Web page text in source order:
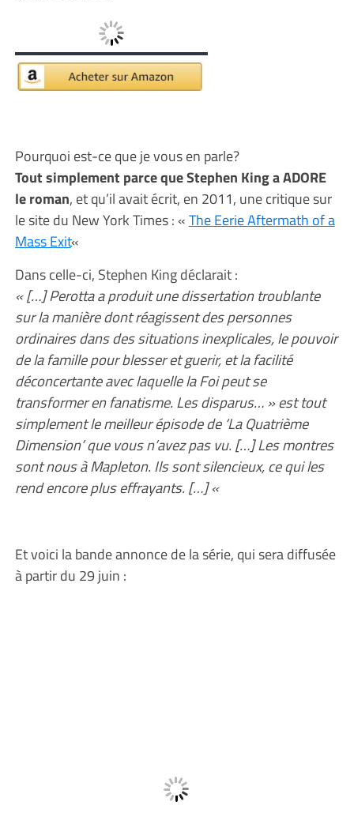
Pourquoi est-ce que je vous en parle?
Tout simplement parce que Stephen King a ADORE
le roman, et qu’il avait écrit, en 2011, une critique sur
le site du New York Times : «The Eerie Aftermath of a
Mass Exit«
Dans celle-ci, Stephen King déclarait :
« […] Perotta a produit une dissertation troublante
sur la manière dont réagissent des personnes
ordinaires dans des situations inexplicales, le pouvoir
de la famille pour blesser et guerir, et la facilité
déconcertante avec laquelle la Foi peut se
transformer en fanatisme. Les disparus… » est tout
simplement le meilleur épisode de ‘La Quatrième
Dimension’ que vous n’avez pas vu. […] Les montres
sont nous à Mapleton. Ils sont silencieux, ce qui les
rend encore plus effrayants. […] «
Et voici la bande annonce de la série, qui sera diffusée
à partir du 29 juin :